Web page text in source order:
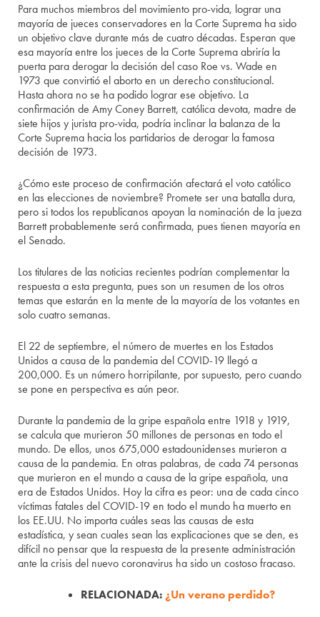
Para muchos miembros del movimiento pro-vida, lograr una
mayoría de jueces conservadores en la Corte Suprema ha sido
un objetivo clave durante más de cuatro décadas. Esperan que
esa mayoría entre los jueces de la Corte Suprema abriría la
puerta para derogar la decisión del caso Roe vs. Wade en
1973 que convirtió el aborto en un derecho constitucional.
Hasta ahora no se ha podido lograr ese objetivo. La
confirmación de Amy Coney Barrett, católica devota, madre de
siete hijos y jurista pro-vida, podría inclinar la balanza de la
Corte Suprema hacia los partidarios de derogar la famosa
decisión de 1973.
¿Cómo este proceso de confirmación afectará el voto católico
en las elecciones de noviembre? Promete ser una batalla dura,
pero si todos los republicanos apoyan la nominación de la jueza
Barrett probablemente será confirmada, pues tienen mayoría en
el Senado.
Los titulares de las noticias recientes podrían complementar la
respuesta a esta pregunta, pues son un resumen de los otros
temas que estarán en la mente de la mayoría de los votantes en
solo cuatro semanas.
El 22 de septiembre, el número de muertes en los Estados
Unidos a causa de la pandemia del COVID-19 llegó a
200,000. Es un número horripilante, por supuesto, pero cuando
se pone en perspectiva es aún peor.
Durante la pandemia de la gripe española entre 1918 y 1919,
se calcula que murieron 50 millones de personas en todo el
mundo. De ellos, unos 675,000 estadounidenses murieron a
causa de la pandemia. En otras palabras, de cada 74 personas
que murieron en el mundo a causa de la gripe española, una
era de Estados Unidos. Hoy la cifra es peor: una de cada cinco
víctimas fatales del COVID-19 en todo el mundo ha muerto en
los EE.UU. No importa cuáles seas las causas de esta
estadística, y sean cuales sean las explicaciones que se den, es
difícil no pensar que la respuesta de la presente administración
ante la crisis del nuevo coronavirus ha sido un costoso fracaso.
RELACIONADA: ¿Un verano perdido?